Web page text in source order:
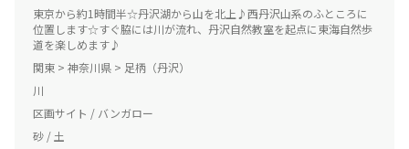
東京から約1時間半☆丹沢湖から山を北上♪西丹沢山系のふところに
位置します☆すぐ脇には川が流れ、丹沢自然教室を起点に東海自然歩
道を楽しめます♪
関東 > 神奈川県 > 足柄（丹沢）
川
区画サイト / バンガロー
砂 / 土